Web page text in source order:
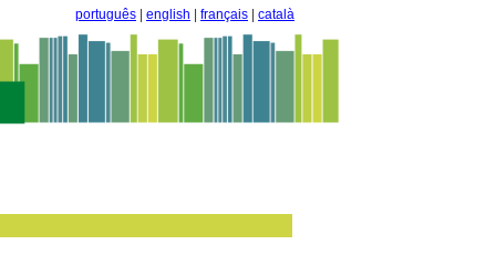
português english français català